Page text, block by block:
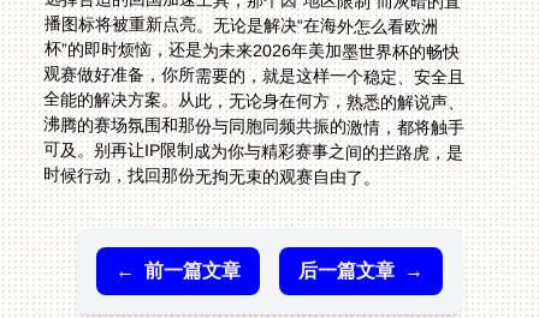
时候行动，找回那份无拘无束的观赛自由了。
← 前一篇文章 后一篇文章 →